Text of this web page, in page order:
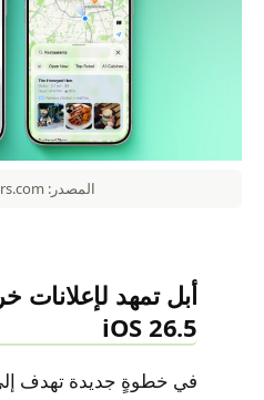
المصدر: macrumors.com
أبل تمهد لإعلانات
iOS 26.5
في خطوةٍ جديدة تهدف